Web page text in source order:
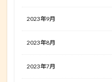
2023年9月
2023年8月
2023年7月